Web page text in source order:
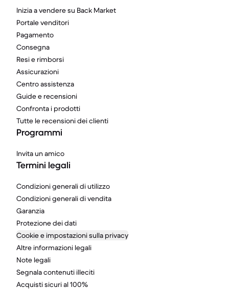
Inizia a vendere su Back Market
Portale venditori
Pagamento
Consegna
Resi e rimborsi
Assicurazioni
Centro assistenza
Guide e recensioni
Confronta i prodotti
Tutte le recensioni dei clienti
Programmi
Invita un amico
Termini legali
Condizioni generali di utilizzo
Condizioni generali di vendita
Garanzia
Protezione dei dati
Cookie e impostazioni sulla privacy
Altre informazioni legali
Note legali
Segnala contenuti illeciti
Acquisti sicuri al 100%